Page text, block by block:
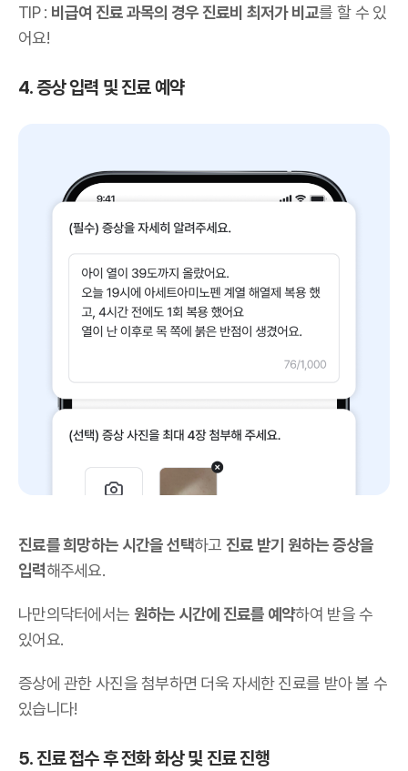
TIP : 비급여 진료 과목의 경우 진료비 최저가 비교를 할 수 있
어요!
4. 증상 입력 및 진료 예약
진료를 희망하는 시간을 선택하고 진료 받기 원하는 증상을
입력해주세요.
나만의닥터에서는 원하는 시간에 진료를 예약하여 받을 수
있어요.
증상에 관한 사진을 첨부하면 더욱 자세한 진료를 받아 볼 수
있습니다!
5. 진료 접수 후 전화 화상 및 진료 진행